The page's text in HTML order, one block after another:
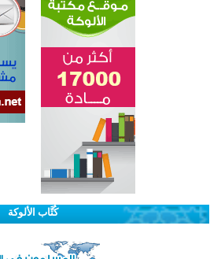
كُتَّاب الألوكة
اختتام الدورة التاسعة لمسابقة حفظ وتلاوة
تيسليتش تختتم برنامجا تعليميا لتعزيز القيم
اختتام منافسات قرآنية متميزة في بنغلاديش بمشاركة